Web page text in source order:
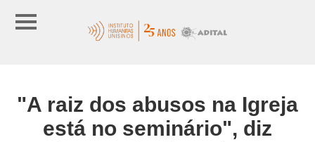
"A raiz dos abusos na Igreja
está no seminário", diz